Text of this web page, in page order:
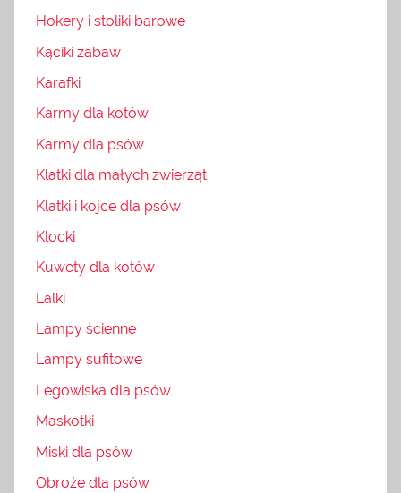
Hokery i stoliki barowe
Kąciki zabaw
Karafki
Karmy dla kotów
Karmy dla psów
Klatki dla małych zwierząt
Klatki i kojce dla psów
Klocki
Kuwety dla kotów
Lalki
Lampy ścienne
Lampy sufitowe
Legowiska dla psów
Maskotki
Miski dla psów
Obroże dla psów